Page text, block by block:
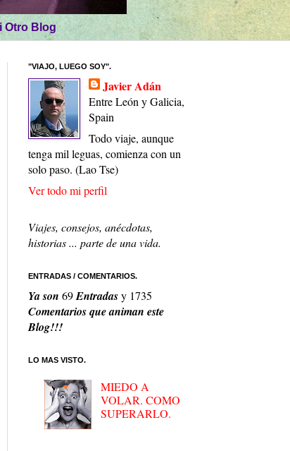
Otro Blog
"VIAJO, LUEGO SOY".
Javier Adán
Entre León y Galicia,
Spain
Todo viaje, aunque
tenga mil leguas, comienza con un
solo paso. (Lao Tse)
Ver todo mi perfil
Viajes, consejos, anécdotas,
historias ... parte de una vida.
ENTRADAS / COMENTARIOS.
Ya son 69Entradasy 1735
Comentarios que animan este
Blog!!!
LO MAS VISTO.
MIEDO A
VOLAR. COMO
SUPERARLO.